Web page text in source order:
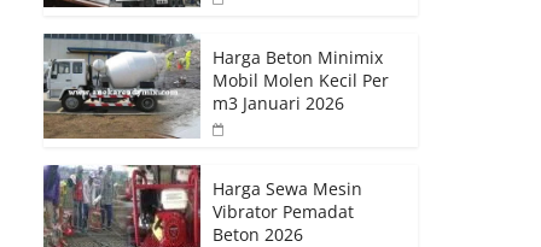
Harga Beton Minimix
Mobil Molen Kecil Per
m3 Januari 2026
Harga Sewa Mesin
Vibrator Pemadat
Beton 2026